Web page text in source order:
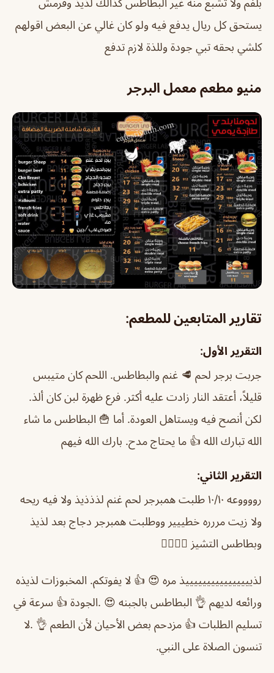
يستحق كل ريال يدفع فيه ولو كان غالي عن البعض اقولهم
كلشي بحقه تبي جودة وللذة لازم تدفع
منيو مطعم معمل البرجر
تقارير المتابعين للمطعم:
التقرير الأول:
جربت برجر لحم 🥩 غنم والبطاطس. اللحم كان متيبس
قليلاً، أعتقد النار زادت عليه أكثر. فرع ظهرة لبن كان ألذ.
لكن أنصح فيه ويستاهل العودة. أما 🍟 البطاطس ما شاء
الله تبارك الله 👍 ما يحتاج مدح. بارك الله فيهم
التقرير الثاني:
رووووعه ١٠/١٠ طلبت همبرجر لحم غنم لذذذيذ ولا فيه ريحه
ولا زيت مررره خطييير ووطلبت همبرجر دجاج بعد لذيذ
وبطاطس التشيز 👍🏻👍🏻
لذييييييييييييييييذ مره 😍 👍 لا يفوتكم. المخبوزات لذيذه
ورائعه لديهم 👌 البطاطس بالجبنه 😍 .الجودة 👍 سرعة في
تسليم الطلبات 👍 مزدحم بعض الأحيان لأن الطعم 👌 .لا
تنسون الصلاة على النبي.